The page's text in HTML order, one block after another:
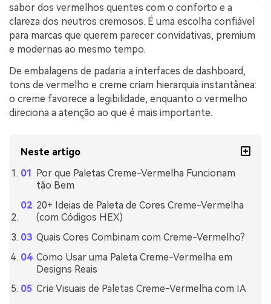
sabor dos vermelhos quentes com o conforto e a
clareza dos neutros cremosos. É uma escolha confiável
para marcas que querem parecer convidativas, premium
e modernas ao mesmo tempo.
De embalagens de padaria a interfaces de dashboard,
tons de vermelho e creme criam hierarquia instantânea:
o creme favorece a legibilidade, enquanto o vermelho
direciona a atenção ao que é mais importante.
Neste artigo
Por que Paletas Creme-Vermelha Funcionam
tão Bem
20+ Ideias de Paleta de Cores Creme-Vermelha
(com Códigos HEX)
Quais Cores Combinam com Creme-Vermelho?
Como Usar uma Paleta Creme-Vermelha em
Designs Reais
Crie Visuais de Paletas Creme-Vermelha com IA